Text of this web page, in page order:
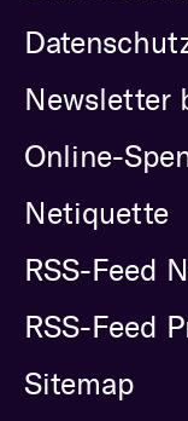
Newsletter
Online-
Netiquette
RSS-Feed
RSS-Feed
Sitemap